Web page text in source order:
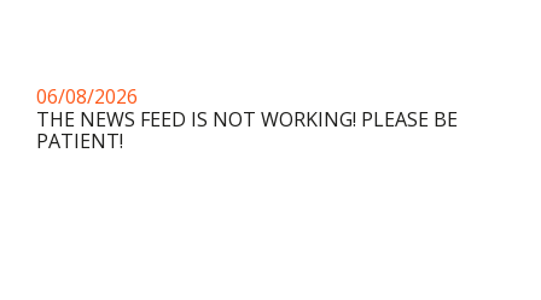
06/08/2026
THE NEWS FEED IS NOT WORKING! PLEASE BE
PATIENT!